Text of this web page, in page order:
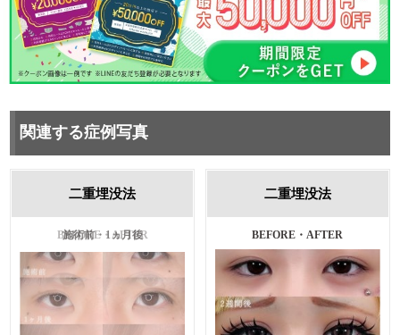
関連する症例写真
二重埋没法
施術前・1ヵ月後
二重埋没法
BEFORE・AFTER